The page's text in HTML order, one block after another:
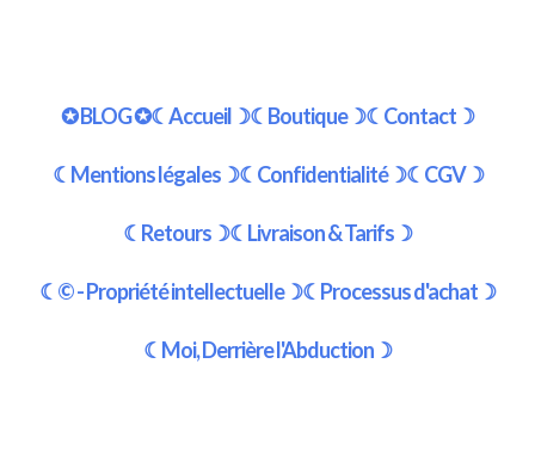
✪ BLOG ✪☾Accueil☽☾Boutique☽☾Contact☽
☾Mentions légales☽☾Confidentialité☽☾CGV☽
☾Retours☽☾Livraison & Tarifs☽
☾© - Propriété intellectuelle☽☾Processus d'achat☽
☾Moi, Derrière l'Abduction☽